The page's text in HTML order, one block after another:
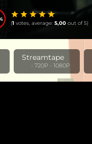
(1 votes, average: 5,00 out of 5)
Streamtape
‎ ‎ ‎ ‎ ‎ ‎ - 720P - 1080P